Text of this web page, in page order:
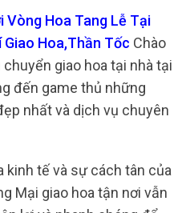
Vòng Hoa Tang Lễ Tại
Giao Hoa,Thần Tốc Chào
giao hoa tại nhà tại
đến game thủ những
nhất và dịch vụ chuyên
kinh tế và sự cách tân của
Mại giao hoa tận nơi vẫn